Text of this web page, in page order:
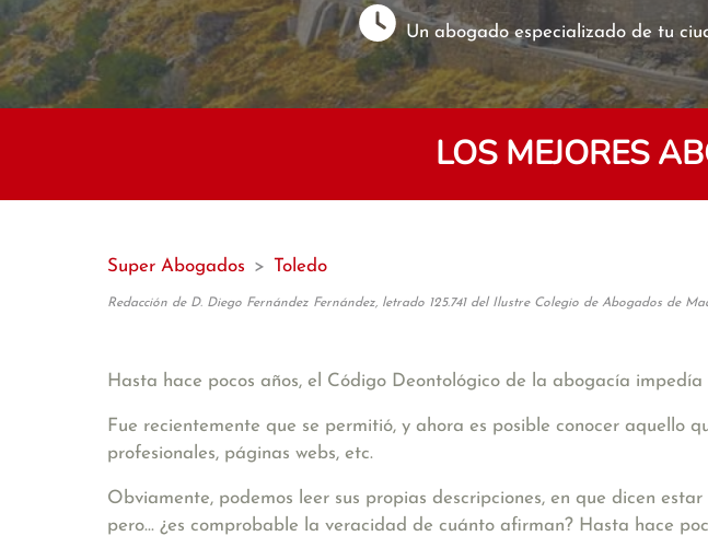
Un abogado especializado de tu
LOS MEJORES
Super Abogados > Toledo
Redacción de D. Diego Fernández Fernández, letrado 125.741 del Ilustre Colegio de Abogados de
Hasta hace pocos años, el Código Deontológico de la abogacía
Fue recientemente que se permitió, y ahora es posible conocer aquello
profesionales, páginas webs, etc.
Obviamente, podemos leer sus propias descripciones, en que dicen
pero... ¿es comprobable la veracidad de cuánto afirman? Hasta hace